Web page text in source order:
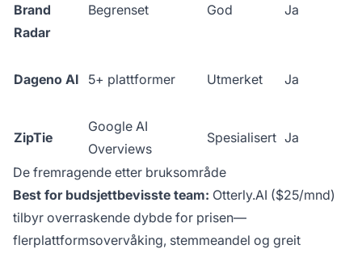
Brand
Radar
Begrenset God Ja
Dageno AI 5+ plattformer Utmerket Ja
ZipTie
Google AI
Overviews
Spesialisert Ja
De fremragende etter bruksområde
Best for budsjettbevisste team: Otterly.AI ($25/mnd)
tilbyr overraskende dybde for prisen—
flerplattformsovervåking, stemmeandel og greit